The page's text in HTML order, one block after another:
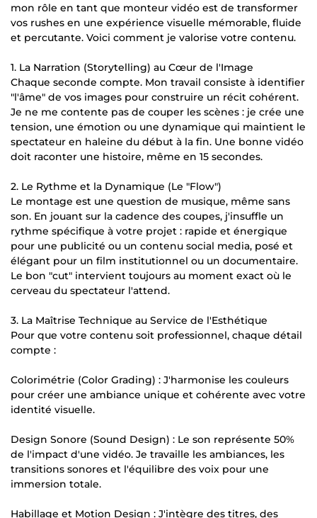
mon rôle en tant que monteur vidéo est de transformer
vos rushes en une expérience visuelle mémorable, fluide
et percutante. Voici comment je valorise votre contenu.
1. La Narration (Storytelling) au Cœur de l'Image
Chaque seconde compte. Mon travail consiste à identifier
"l'âme" de vos images pour construire un récit cohérent.
Je ne me contente pas de couper les scènes : je crée une
tension, une émotion ou une dynamique qui maintient le
spectateur en haleine du début à la fin. Une bonne vidéo
doit raconter une histoire, même en 15 secondes.
2. Le Rythme et la Dynamique (Le "Flow")
Le montage est une question de musique, même sans
son. En jouant sur la cadence des coupes, j'insuffle un
rythme spécifique à votre projet : rapide et énergique
pour une publicité ou un contenu social media, posé et
élégant pour un film institutionnel ou un documentaire.
Le bon "cut" intervient toujours au moment exact où le
cerveau du spectateur l'attend.
3. La Maîtrise Technique au Service de l'Esthétique
Pour que votre contenu soit professionnel, chaque détail
compte :
Colorimétrie (Color Grading) : J'harmonise les couleurs
pour créer une ambiance unique et cohérente avec votre
identité visuelle.
Design Sonore (Sound Design) : Le son représente 50%
de l'impact d'une vidéo. Je travaille les ambiances, les
transitions sonores et l'équilibre des voix pour une
immersion totale.
Habillage et Motion Design : J'intègre des titres, des